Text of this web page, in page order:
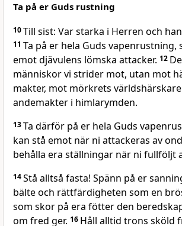
Ta på er Guds rustning
10Till sist: Var starka i Herren och
11 Ta på er hela Guds vapenrustning,
emot djävulens lömska attacker. 12
människor vi strider mot, utan mot
makter, mot mörkrets
andemakter i himlarymden.
13Ta därför på er hela Guds
kan stå emot när ni attackeras av
behålla era ställningar när ni fullföljt
14Stå alltså fasta! Spänn på er
bälte och rättfärdigheten som en
som skor på era fötter den
om fred ger. 16 Håll alltid trons sköld